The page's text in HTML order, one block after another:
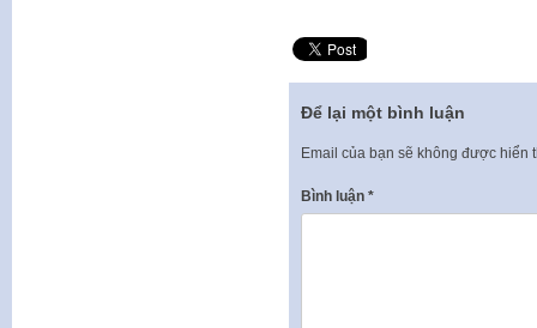
Để lại một bình luận
Email của bạn sẽ không được hiển
Bình luận *